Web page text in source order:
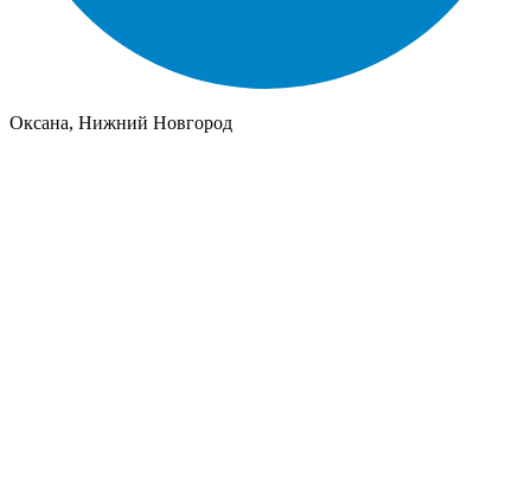
Оксана, Нижний Новгород